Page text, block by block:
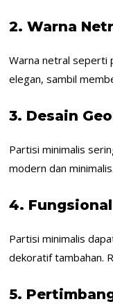
2.Warna
Warna netral seperti
elegan, sambil
3. Desain
Partisi minimalis
modern dan
4.
Partisi minimalis
dekoratif tambahan.
5.